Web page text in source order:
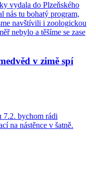
vydala do Plzeňského
nás tu bohatý program,
navštívili i zoologickou
nebylo a těšíme se zase
v zimě spí
7.2. bychom rádi
na nástěnce v šatně.